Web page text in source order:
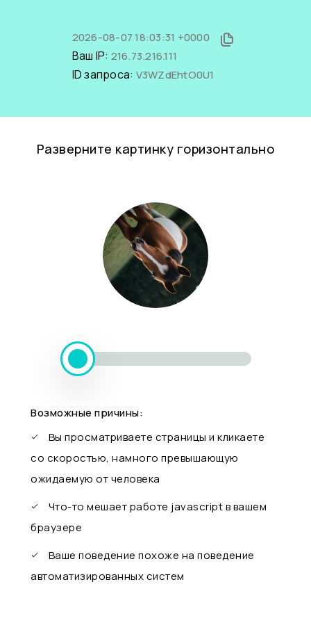
2026-08-07 18:03:31 +0000
Ваш IP: 216.73.216.111
ID запроса: V3WZdEhtO0U1
Разверните картинку горизонтально
Возможные причины:
Вы просматриваете страницы и кликаете
со скоростью, намного превышающую
ожидаемую от человека
Что-то мешает работе javascript в вашем
браузере
Ваше поведение похоже на поведение
автоматизированных систем